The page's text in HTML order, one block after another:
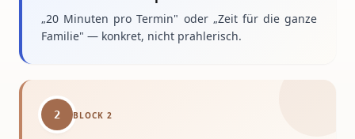
„20 Minuten pro Termin" oder „Zeit für die ganze
Familie" — konkret, nicht prahlerisch.
2 BLOCK 2